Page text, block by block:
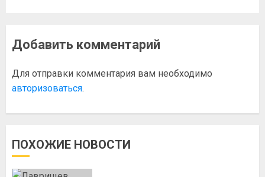
Добавить комментарий
Для отправки комментария вам необходимо
авторизоваться.
ПОХОЖИЕ НОВОСТИ